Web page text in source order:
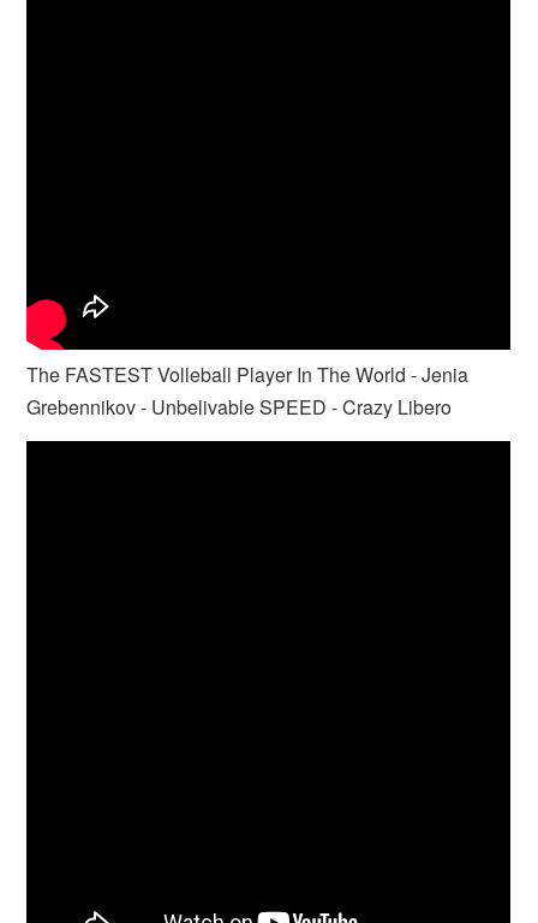
The FASTEST Volleball Player In The World - Jenia
Grebennikov - Unbelivable SPEED - Crazy Libero